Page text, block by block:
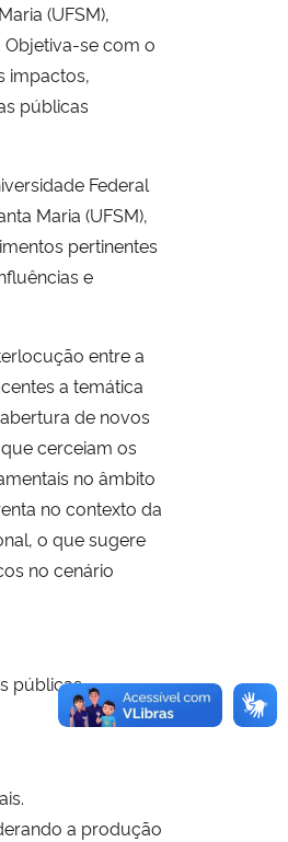
(UFSM),
se com o
impactos,
públicas
Federal
Maria (UFSM),
pertinentes
e
entre a
a temática
de novos
cerceiam os
no âmbito
no contexto da
o que sugere
no cenário
públicas
a produção